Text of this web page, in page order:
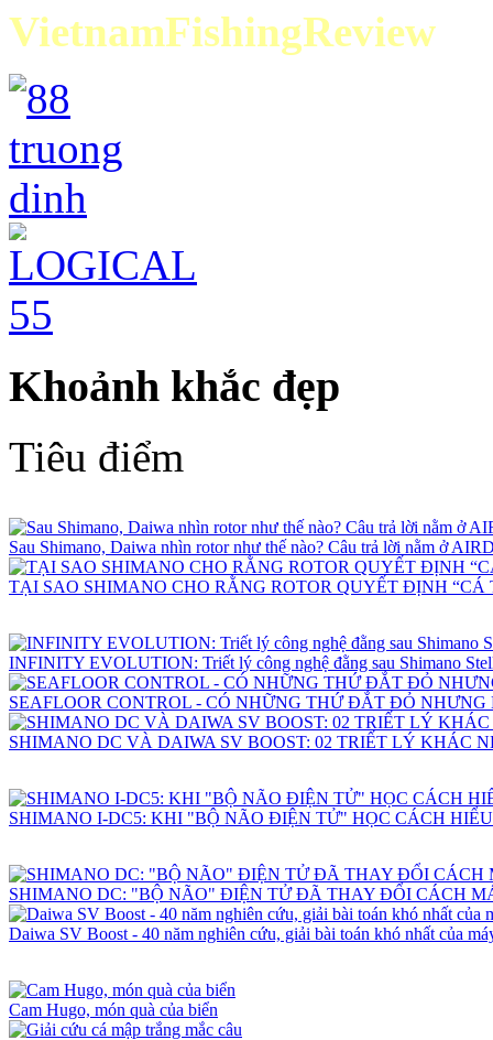
VietnamFishingReview
Khoảnh khắc đẹp
Tiêu điểm
Sau Shimano, Daiwa nhìn rotor như thế nào? Câu trả lời nằm ở
TẠI SAO SHIMANO CHO RẰNG ROTOR QUYẾT ĐỊNH “CÁ
INFINITY EVOLUTION: Triết lý công nghệ đằng sau Shimano
SEAFLOOR CONTROL - CÓ NHỮNG THỨ ĐẮT ĐỎ
SHIMANO DC VÀ DAIWA SV BOOST: 02 TRIẾT LÝ KHÁC
SHIMANO I-DC5: KHI "BỘ NÃO ĐIỆN TỬ" HỌC CÁCH
SHIMANO DC: "BỘ NÃO" ĐIỆN TỬ ĐÃ THAY ĐỔI CÁCH
Daiwa SV Boost - 40 năm nghiên cứu, giải bài toán khó nhất của
Cam Hugo, món quà của biển